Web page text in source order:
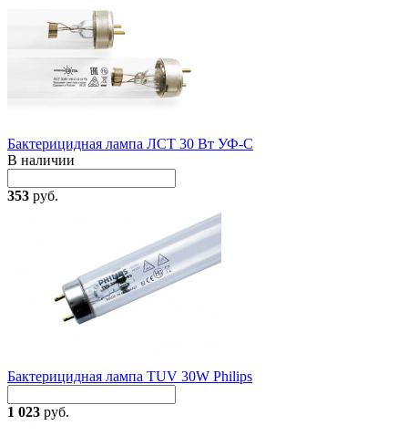
Бактерицидная лампа ЛСТ 30 Вт УФ-С
В наличии
353 руб.
Бактерицидная лампа TUV 30W Philips
1 023 руб.